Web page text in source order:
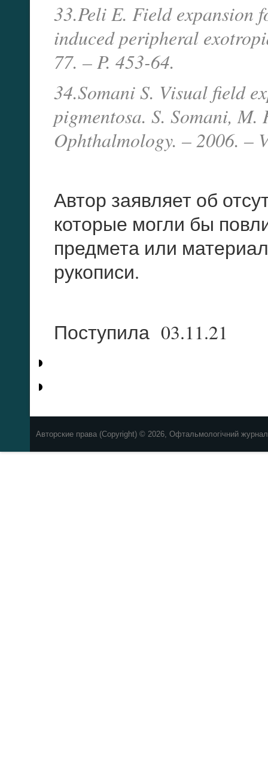
33.Peli E. Field expansion
induced peripheral
77. – P. 453-64.
34.Somani S. Visual field
pigmentosa. S. Somani,
Ophthalmology. – 2006. –
Автор заявляет об
которые могли бы
предмета или
рукописи.
Поступила 03.11.21
Авторские права (Copyright) © 2026, Офтальмологічний